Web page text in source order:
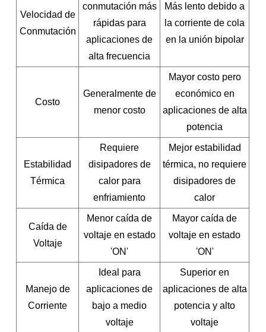
Velocidad de
Conmutación
conmutación más
rápidas para
aplicaciones de
alta frecuencia
Más lento debido a
la corriente de cola
en la unión bipolar
Costo
Generalmente de
menor costo
Mayor costo pero
económico en
aplicaciones de alta
potencia
Estabilidad
Térmica
Requiere
disipadores de
calor para
enfriamiento
Mejor estabilidad
térmica, no requiere
disipadores de
calor
Caída de
Voltaje
Menor caída de
voltaje en estado
'ON'
Mayor caída de
voltaje en estado
'ON'
Manejo de
Corriente
Ideal para
aplicaciones de
bajo a medio
voltaje
Superior en
aplicaciones de alta
potencia y alto
voltaje